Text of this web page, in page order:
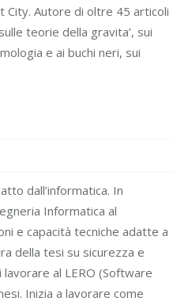
City. Autore di oltre 45 articoli
teorie della gravita’, sui
e ai buchi neri, sui
dall’informatica. In
Informatica al
e capacità tecniche adatte a
della tesi su sicurezza e
al LERO (Software
Inizia a lavorare come